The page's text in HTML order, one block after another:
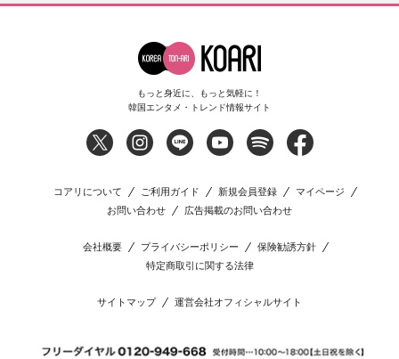
もっと身近に、もっと気軽に！
韓国エンタメ・トレンド情報サイト
コアリについて ご利用ガイド 新規会員登録
マイページ
お問い合わせ
広告掲載のお問い合わせ
会社概要 プライバシーポリシー
保険勧誘方針
特定商取引に関する法律
サイトマップ 運営会社オフィシャルサイト